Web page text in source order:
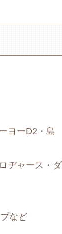
ヨーD2・島
ヂャース・ダ
など